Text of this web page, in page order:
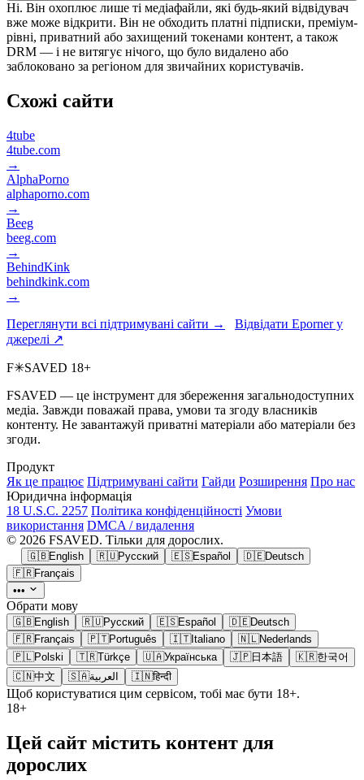
Ні. Він охоплює лише ті медіафайли, які будь-який відвідувач
вже може відкрити. Він не обходить платні підписки, преміум-
рівні, приватний або захищений токенами контент, а також
DRM — і не витягує нічого, що було видалено або
заблоковано за регіоном для звичайних користувачів.
Схожі сайти
4tube
4tube.com
→
AlphaPorno
alphaporno.com
→
Beeg
beeg.com
→
BehindKink
behindkink.com
→
Переглянути всі підтримувані сайти →
Відвідати Eporner у
джерелі ↗
F✳SAVED 18+
FSAVED — це інструмент для збереження загальнодоступних
медіа. Завжди поважай права, умови та згоду власників
контенту. Не завантажуй приватні матеріали або матеріали без
згоди.
Продукт
Як це працює Підтримувані сайти Гайди Розширення Про нас
Юридична інформація
18 U.S.C. 2257 Політика конфіденційності Умови
використання DMCA / видалення
© 2026 FSAVED. Тільки для дорослих.
🇬🇧English 🇷🇺Русский 🇪🇸Español 🇩🇪Deutsch
🇫🇷Français
•••
Обрати мову
🇬🇧English 🇷🇺Русский 🇪🇸Español 🇩🇪Deutsch
🇫🇷Français 🇵🇹Português 🇮🇹Italiano 🇳🇱Nederlands
🇵🇱Polski 🇹🇷Türkçe 🇺🇦Українська 🇯🇵日本語 🇰🇷한국어
🇨🇳中文 🇸🇦العربية 🇮🇳हिन्दी
Щоб користуватися цим сервісом, тобі має бути 18+.
18+
Цей сайт містить контент для
дорослих